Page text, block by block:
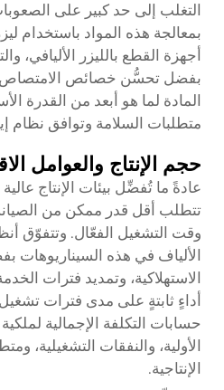
التغلب إلى حد كبير على
أجهزة القطع بالليزر الأليافي،
بفضل تحسُّن خصائص الامتصاص.
المادة لما هو أبعد من القدرة
متطلبات السلامة وتوافق نظام
حجم الإنتاج والعوامل
عادةً ما تُفضِّل بيئات الإنتاج
تتطلب أقل قدر ممكن من
وقت التشغيل الفعّال. وتتفوّق
الألياف في هذه
الاستهلاكية، وتمديد فترات
أداءٍ ثابتةٍ على مدى فترات
حسابات التكلفة الإجمالية
الأولية، والنفقات التشغيلية،
الإنتاجية.